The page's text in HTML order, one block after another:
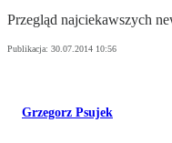
Przegląd najciekawszych
Publikacja: 30.07.2014 10:56
Grzegorz Psujek